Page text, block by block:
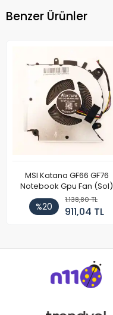
Benzer Ürünler
MSI Katana GF66 GF76
Notebook Gpu Fan (Sol)
%20
1.138,80 TL
911,04 TL